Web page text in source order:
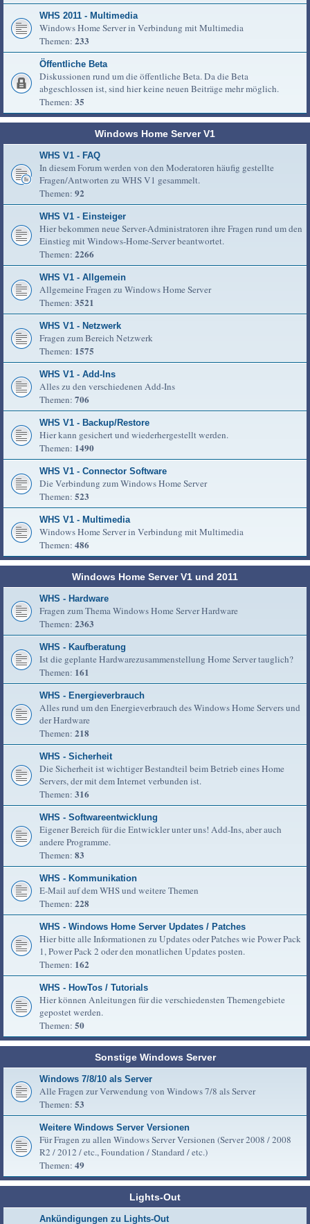
WHS 2011 - Multimedia
Windows Home Server in Verbindung mit Multimedia
Themen: 233
Öffentliche Beta
Diskussionen rund um die öffentliche Beta. Da die Beta
abgeschlossen ist, sind hier keine neuen Beiträge mehr möglich.
Themen: 35
Windows Home Server V1
WHS V1 - FAQ
In diesem Forum werden von den Moderatoren häufig gestellte
Fragen/Antworten zu WHS V1 gesammelt.
Themen: 92
WHS V1 - Einsteiger
Hier bekommen neue Server-Administratoren ihre Fragen rund um den
Einstieg mit Windows-Home-Server beantwortet.
Themen: 2266
WHS V1 - Allgemein
Allgemeine Fragen zu Windows Home Server
Themen: 3521
WHS V1 - Netzwerk
Fragen zum Bereich Netzwerk
Themen: 1575
WHS V1 - Add-Ins
Alles zu den verschiedenen Add-Ins
Themen: 706
WHS V1 - Backup/Restore
Hier kann gesichert und wiederhergestellt werden.
Themen: 1490
WHS V1 - Connector Software
Die Verbindung zum Windows Home Server
Themen: 523
WHS V1 - Multimedia
Windows Home Server in Verbindung mit Multimedia
Themen: 486
Windows Home Server V1 und 2011
WHS - Hardware
Fragen zum Thema Windows Home Server Hardware
Themen: 2363
WHS - Kaufberatung
Ist die geplante Hardwarezusammenstellung Home Server tauglich?
Themen: 161
WHS - Energieverbrauch
Alles rund um den Energieverbrauch des Windows Home Servers und
der Hardware
Themen: 218
WHS - Sicherheit
Die Sicherheit ist wichtiger Bestandteil beim Betrieb eines Home
Servers, der mit dem Internet verbunden ist.
Themen: 316
WHS - Softwareentwicklung
Eigener Bereich für die Entwickler unter uns! Add-Ins, aber auch
andere Programme.
Themen: 83
WHS - Kommunikation
E-Mail auf dem WHS und weitere Themen
Themen: 228
WHS - Windows Home Server Updates / Patches
Hier bitte alle Informationen zu Updates oder Patches wie Power Pack
1, Power Pack 2 oder den monatlichen Updates posten.
Themen: 162
WHS - HowTos / Tutorials
Hier können Anleitungen für die verschiedensten Themengebiete
gepostet werden.
Themen: 50
Sonstige Windows Server
Windows 7/8/10 als Server
Alle Fragen zur Verwendung von Windows 7/8 als Server
Themen: 53
Weitere Windows Server Versionen
Für Fragen zu allen Windows Server Versionen (Server 2008 / 2008
R2 / 2012 / etc., Foundation / Standard / etc.)
Themen: 49
Lights-Out
Ankündigungen zu Lights-Out